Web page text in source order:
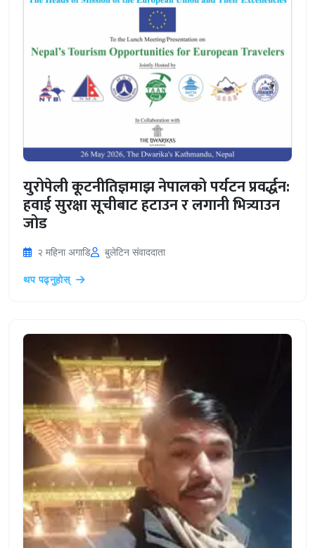
युरोपेली कूटनीतिज्ञमाझ नेपालको पर्यटन प्रवर्द्धन:
हवाई सुरक्षा सूचीबाट हटाउन र लगानी भित्र्याउन
जोड
२ महिना अगाडि बुलेटिन संवाददाता
थप पढ्नुहोस्